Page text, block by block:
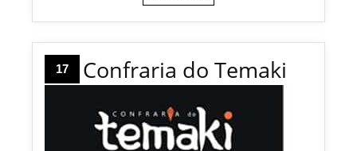
17 Confraria do Temaki